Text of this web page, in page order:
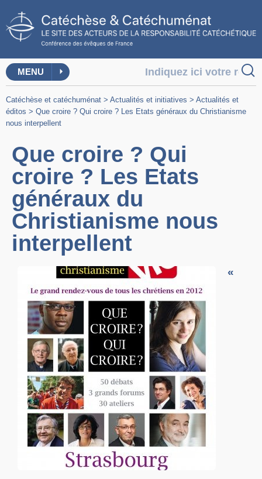
MENU
Catéchèse et catéchuménat > Actualités et initiatives > Actualités et
éditos > Que croire ? Qui croire ? Les Etats généraux du Christianisme
nous interpellent
Que croire ? Qui
croire ? Les Etats
généraux du
Christianisme nous
interpellent
«